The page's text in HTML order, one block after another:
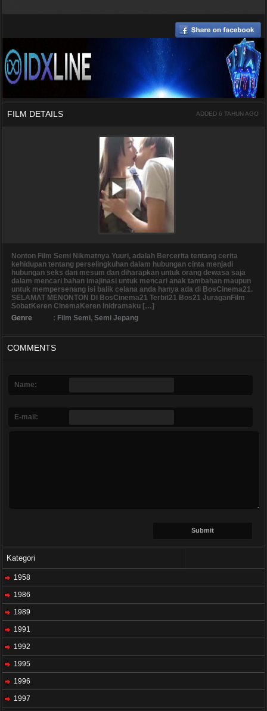
FILM DETAILS ADDED 6 TAHUN AGO
Nonton Film Semi Nikmatnya Yuuri, adalah Bercerita tentang cerita
kehidupan tentang perselingkuhan dalam hubungan cinta menjadi
hubungan seks dan mesum dan diharapkan untuk orang dewasa saja
dalam mencari bahan imajinasi untuk mencari anak tambahan maupun
untuk mempersenang isi balik celana anda hanya ada di BosCinema21.
SELAMAT MENONTON DI BosCinema21 Terbit21 Bos21 JuraganFilm
SobatKeren CinemaKeren Inidramaku […]
Genre
: Film Semi, Semi Jepang
COMMENTS
Name:
E-mail:
Kategori
1958
1986
1989
1991
1992
1995
1996
1997